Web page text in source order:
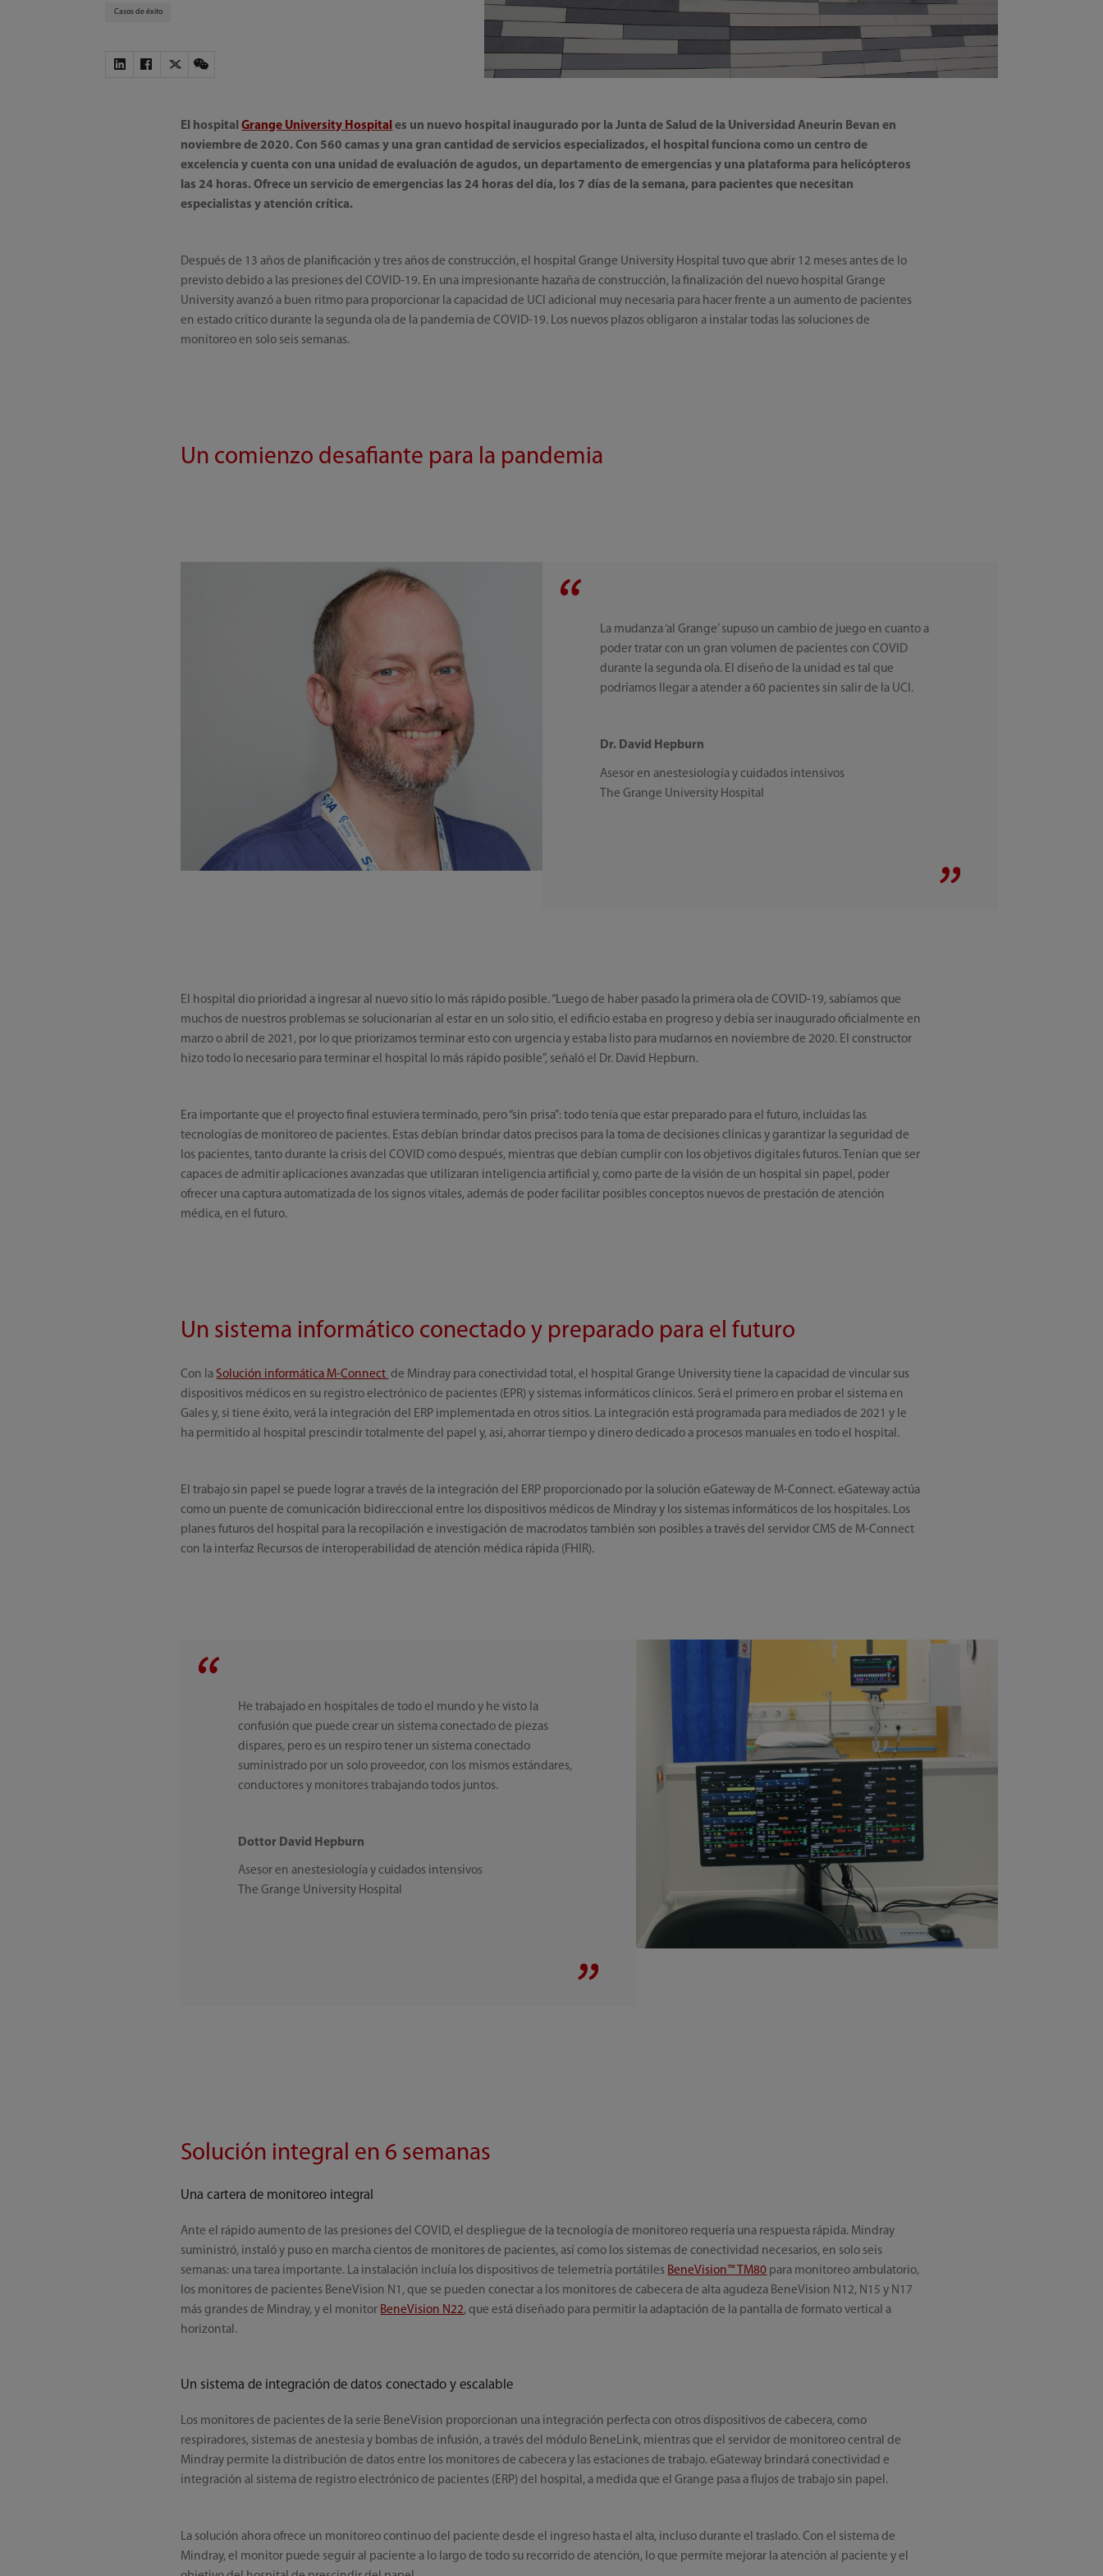
Casos de éxito
El hospitalGrange University Hospital es un nuevo hospital inaugurado por la Junta de Salud de la Universidad Aneurin Bevan en
noviembre de 2020. Con 560 camas y una gran cantidad de servicios especializados, el hospital funciona como un centro de
excelencia y cuenta con una unidad de evaluación de agudos, un departamento de emergencias y una plataforma para helicópteros
las 24 horas. Ofrece un servicio de emergencias las 24 horas del día, los 7 días de la semana, para pacientes que necesitan
especialistas y atención crítica.
Después de 13 años de planificación y tres años de construcción, el hospital Grange University Hospital tuvo que abrir 12 meses antes de lo
previsto debido a las presiones del COVID-19. En una impresionante hazaña de construcción, la finalización del nuevo hospital Grange
University avanzó a buen ritmo para proporcionar la capacidad de UCI adicional muy necesaria para hacer frente a un aumento de pacientes
en estado crítico durante la segunda ola de la pandemia de COVID-19. Los nuevos plazos obligaron a instalar todas las soluciones de
monitoreo en solo seis semanas.
Un comienzo desafiante para la pandemia
La mudanza ‘al Grange’ supuso un cambio de juego en cuanto a
poder tratar con un gran volumen de pacientes con COVID
durante la segunda ola. El diseño de la unidad es tal que
podríamos llegar a atender a 60 pacientes sin salir de la UCI.
Dr. David Hepburn
Asesor en anestesiología y cuidados intensivos
The Grange University Hospital
El hospital dio prioridad a ingresar al nuevo sitio lo más rápido posible. “Luego de haber pasado la primera ola de COVID-19, sabíamos que
muchos de nuestros problemas se solucionarían al estar en un solo sitio, el edificio estaba en progreso y debía ser inaugurado oficialmente en
marzo o abril de 2021, por lo que priorizamos terminar esto con urgencia y estaba listo para mudarnos en noviembre de 2020. El constructor
hizo todo lo necesario para terminar el hospital lo más rápido posible”, señaló el Dr. David Hepburn.
Era importante que el proyecto final estuviera terminado, pero “sin prisa”: todo tenía que estar preparado para el futuro, incluidas las
tecnologías de monitoreo de pacientes. Estas debían brindar datos precisos para la toma de decisiones clínicas y garantizar la seguridad de
los pacientes, tanto durante la crisis del COVID como después, mientras que debían cumplir con los objetivos digitales futuros. Tenían que ser
capaces de admitir aplicaciones avanzadas que utilizaran inteligencia artificial y, como parte de la visión de un hospital sin papel, poder
ofrecer una captura automatizada de los signos vitales, además de poder facilitar posibles conceptos nuevos de prestación de atención
médica, en el futuro.
Un sistema informático conectado y preparado para el futuro
Con la Solución informática M-Connect de Mindray para conectividad total, el hospital Grange University tiene la capacidad de vincular sus
dispositivos médicos en su registro electrónico de pacientes (EPR) y sistemas informáticos clínicos. Será el primero en probar el sistema en
Gales y, si tiene éxito, verá la integración del ERP implementada en otros sitios. La integración está programada para mediados de 2021 y le
ha permitido al hospital prescindir totalmente del papel y, así, ahorrar tiempo y dinero dedicado a procesos manuales en todo el hospital.
El trabajo sin papel se puede lograr a través de la integración del ERP proporcionado por la solución eGateway de M-Connect. eGateway actúa
como un puente de comunicación bidireccional entre los dispositivos médicos de Mindray y los sistemas informáticos de los hospitales. Los
planes futuros del hospital para la recopilación e investigación de macrodatos también son posibles a través del servidor CMS de M-Connect
con la interfaz Recursos de interoperabilidad de atención médica rápida (FHIR).
He trabajado en hospitales de todo el mundo y he visto la
confusión que puede crear un sistema conectado de piezas
dispares, pero es un respiro tener un sistema conectado
suministrado por un solo proveedor, con los mismos estándares,
conductores y monitores trabajando todos juntos.
Dottor David Hepburn
Asesor en anestesiología y cuidados intensivos
The Grange University Hospital
Solución integral en 6 semanas
Una cartera de monitoreo integral
Ante el rápido aumento de las presiones del COVID, el despliegue de la tecnología de monitoreo requería una respuesta rápida. Mindray
suministró, instaló y puso en marcha cientos de monitores de pacientes, así como los sistemas de conectividad necesarios, en solo seis
semanas: una tarea importante. La instalación incluía los dispositivos de telemetría portátiles BeneVision™ TM80 para monitoreo ambulatorio,
los monitores de pacientes BeneVision N1, que se pueden conectar a los monitores de cabecera de alta agudeza BeneVision N12, N15 y N17
más grandes de Mindray, y el monitor BeneVision N22, que está diseñado para permitir la adaptación de la pantalla de formato vertical a
horizontal.
Un sistema de integración de datos conectado y escalable
Los monitores de pacientes de la serie BeneVision proporcionan una integración perfecta con otros dispositivos de cabecera, como
respiradores, sistemas de anestesia y bombas de infusión, a través del módulo BeneLink, mientras que el servidor de monitoreo central de
Mindray permite la distribución de datos entre los monitores de cabecera y las estaciones de trabajo. eGateway brindará conectividad e
integración al sistema de registro electrónico de pacientes (ERP) del hospital, a medida que el Grange pasa a flujos de trabajo sin papel.
La solución ahora ofrece un monitoreo continuo del paciente desde el ingreso hasta el alta, incluso durante el traslado. Con el sistema de
Mindray, el monitor puede seguir al paciente a lo largo de todo su recorrido de atención, lo que permite mejorar la atención al paciente y el